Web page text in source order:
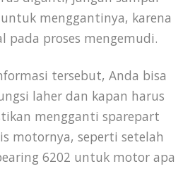
menggantinya, karena
pada proses mengemudi.
tersebut, Anda bisa
laher dan kapan harus
mengganti sparepart
motornya, seperti setelah
6202 untuk motor apa